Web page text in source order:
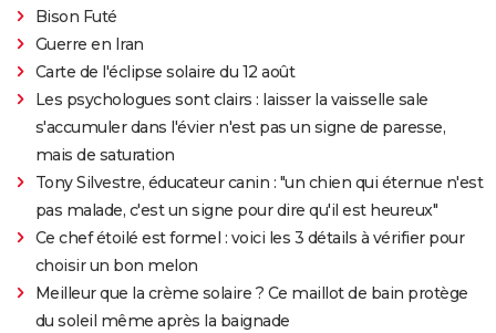
Bison Futé
Guerre en Iran
Carte de l'éclipse solaire du 12 août
Les psychologues sont clairs : laisser la vaisselle sale
s'accumuler dans l'évier n'est pas un signe de paresse,
mais de saturation
Tony Silvestre, éducateur canin : "un chien qui éternue n'est
pas malade, c'est un signe pour dire qu'il est heureux"
Ce chef étoilé est formel : voici les 3 détails à vérifier pour
choisir un bon melon
Meilleur que la crème solaire ? Ce maillot de bain protège
du soleil même après la baignade